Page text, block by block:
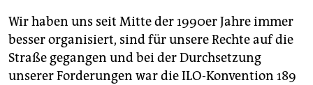
Wir haben uns seit Mitte der 1990er Jahre immer
besser organisiert, sind für unsere Rechte auf die
Straße gegangen und bei der Durchsetzung
unserer Forderungen war die ILO-Konvention 189